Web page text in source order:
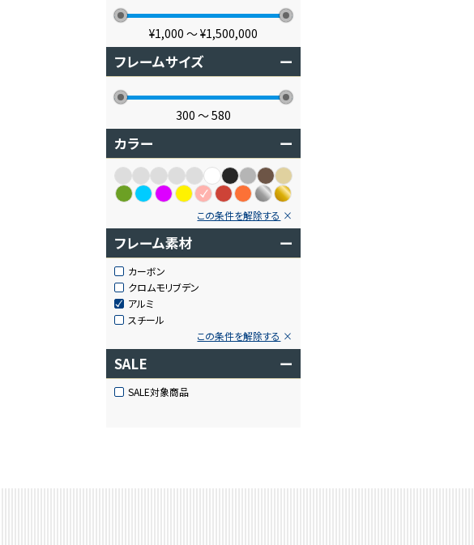
¥1,000 〜¥1,500,000
フレームサイズ ー
300 〜580
カラー ー
この条件を解除する
フレーム素材 ー
カーボン
クロムモリブデン
アルミ
スチール
この条件を解除する
SALE ー
SALE対象商品